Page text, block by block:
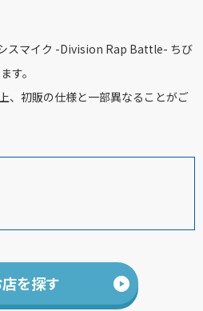
スマイク -Division Rap Battle- ちび
す。
、初販の仕様と一部異なることがご
を探す